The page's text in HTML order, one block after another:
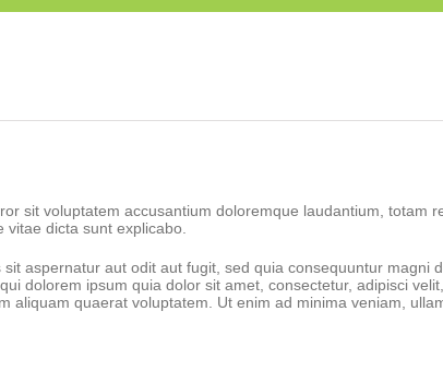
sit voluptatem accusantium doloremque laudantium, totam
dicta sunt explicabo.
aspernatur aut odit aut fugit, sed quia consequuntur magni
dolorem ipsum quia dolor sit amet, consectetur, adipisci
aliquam quaerat voluptatem. Ut enim ad minima veniam,